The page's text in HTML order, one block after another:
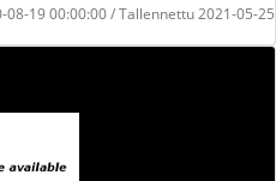
08-19 00:00:00 / Tallennettu 2021-05-25